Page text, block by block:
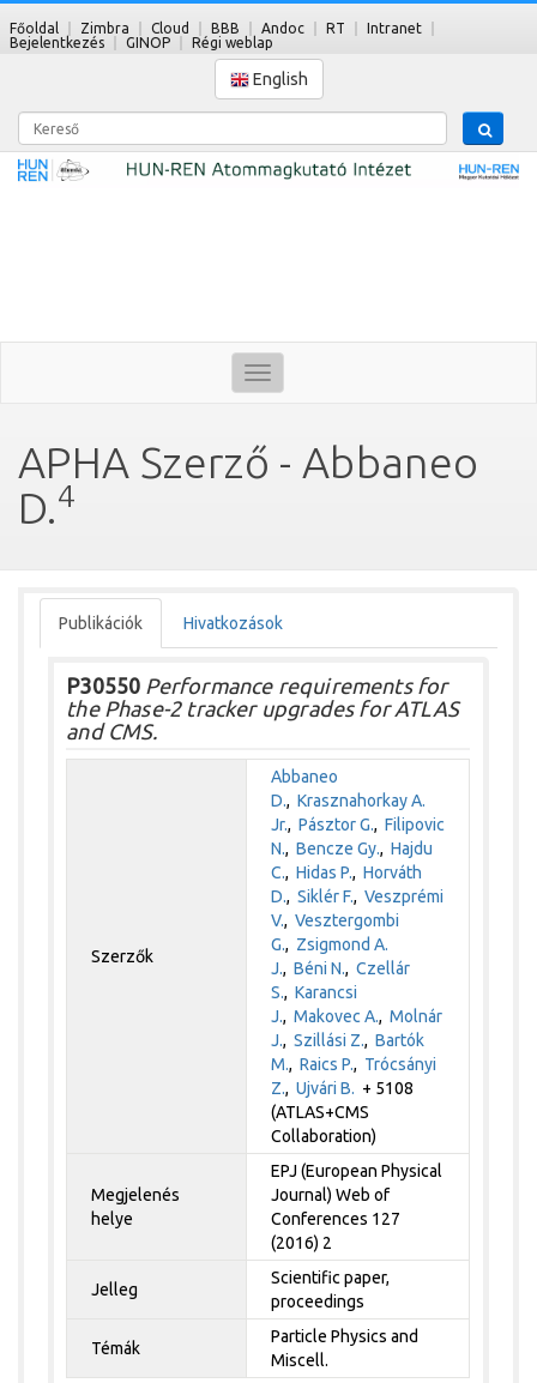
Főoldal Zimbra Cloud BBB Andoc RT
Intranet
Bejelentkezés
GINOP Régi weblap
English
Kereső
Toggle
navigation
APHA Szerző - Abbaneo
D.4
Publikációk Hivatkozások
P30550 Performance requirements for
the Phase-2 tracker upgrades for ATLAS
and CMS.
Szerzők
Abbaneo
D.,Krasznahorkay A.
Jr.,Pásztor G.,Filipovic
N.,Bencze Gy.,Hajdu
C.,Hidas P.,Horváth
D.,Siklér F.,Veszprémi
V.,Vesztergombi
G., Zsigmond A.
J.,Béni N.,Czellár
S.,Karancsi
J.,Makovec A.,Molnár
J.,Szillási Z.,Bartók
M.,Raics P., Trócsányi
Z.,Ujvári B. + 5108
(ATLAS+CMS
Collaboration)
Megjelenés
helye
EPJ (European Physical
Journal) Web of
Conferences 127
(2016) 2
Jelleg
Scientific paper,
proceedings
Témák
Particle Physics and
Miscell.